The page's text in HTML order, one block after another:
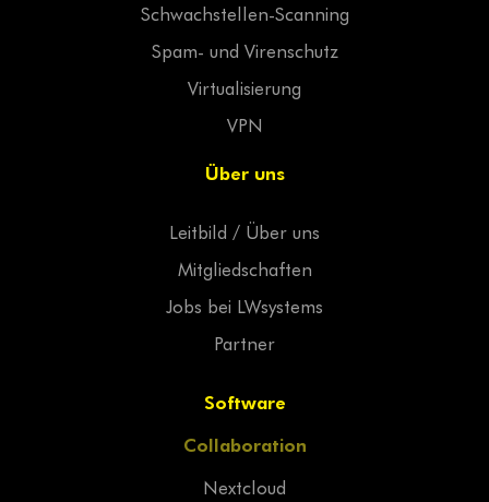
Schwachstellen-Scanning
Spam- und Virenschutz
Virtualisierung
VPN
Über uns
Leitbild / Über uns
Mitgliedschaften
Jobs bei LWsystems
Partner
Software
Collaboration
Nextcloud